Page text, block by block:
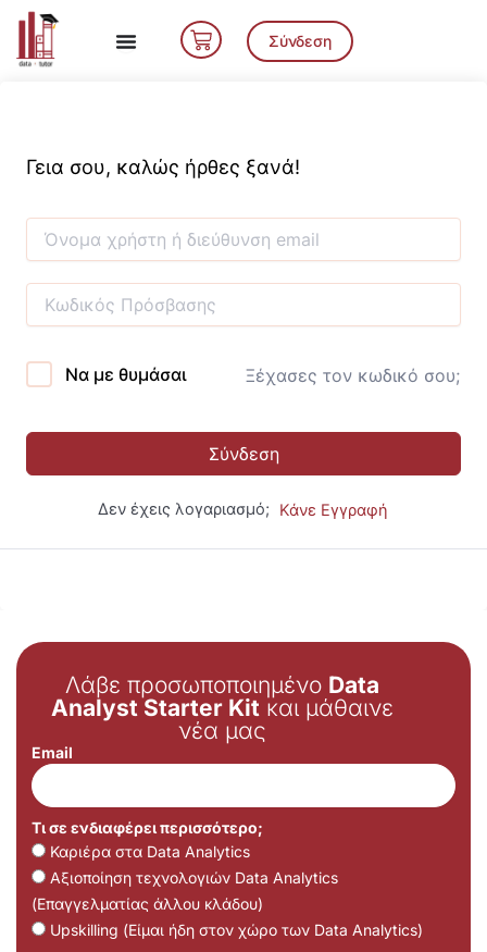
Μετάβαση
περιεχόμενο
Cart Σύνδεση
Γεια σου, καλώς ήρθες ξανά!
Να με θυμάσαι Ξέχασες τον κωδικό σου;
Σύνδεση
Δεν έχεις λογαριασμό; Κάνε Εγγραφή
Λάβε προσωποποιημένο Data
Analyst Starter Kit και μάθαινε
νέα μας
Email
Τι σε ενδιαφέρει περισσότερο;
Καριέρα στα Data Analytics
Αξιοποίηση τεχνολογιών Data Analytics
(Επαγγελματίας άλλου κλάδου)
Upskilling (Είμαι ήδη στον χώρο των Data Analytics)